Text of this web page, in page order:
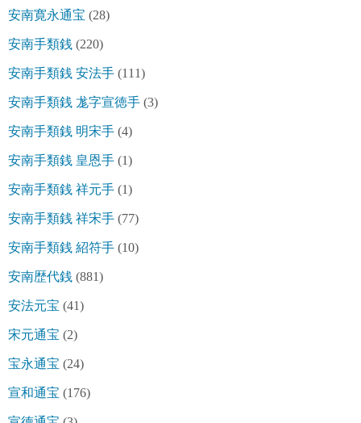
安南寛永通宝 (28)
安南手類銭 (220)
安南手類銭 安法手 (111)
安南手類銭 尨字宣徳手 (3)
安南手類銭 明宋手 (4)
安南手類銭 皇恩手 (1)
安南手類銭 祥元手 (1)
安南手類銭 祥宋手 (77)
安南手類銭 紹符手 (10)
安南歴代銭 (881)
安法元宝 (41)
宋元通宝 (2)
宝永通宝 (24)
宣和通宝 (176)